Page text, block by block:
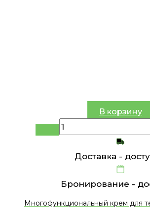
В корзину
Доставка -
Бронирование -
Многофункциональный крем для